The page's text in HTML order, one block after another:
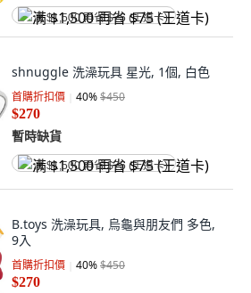
满 $1,500 再省 $75 (王道卡)
shnuggle 洗澡玩具 星光, 1個, 白色
首購折扣價 40%$450
$270
暫時缺貨
满 $1,500 再省 $75 (王道卡)
B.toys 洗澡玩具, 烏龜與朋友們 多色,
9入
首購折扣價 40%$450
$270